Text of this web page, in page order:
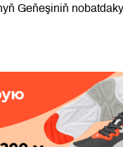
Geňeşiniň